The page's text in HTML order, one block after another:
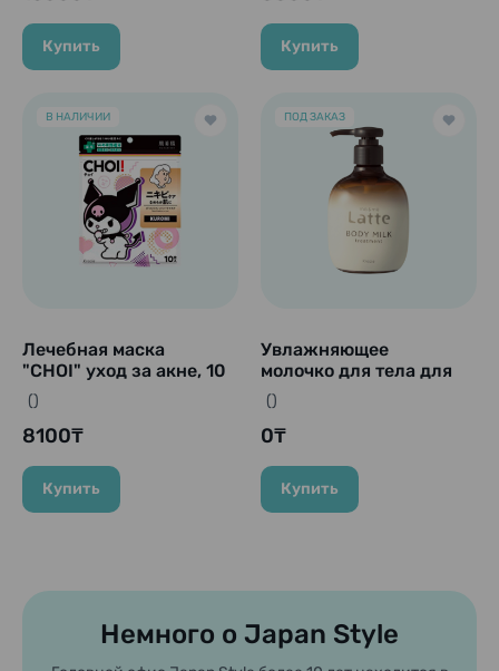
Купить Купить
В НАЛИЧИИ
Лечебная маска
"CHOI" уход за акне, 10
шт.
()
8100₸
Купить
ПОД ЗАКАЗ
Увлажняющее
молочко для тела для
мамы и ребёнка с
ароматом яблока и
пиона Kracie mä & më
Milk, 310 г
()
0₸
Купить
Немного о Japan Style